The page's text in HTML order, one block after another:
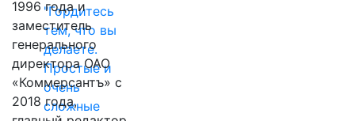
"Гордитесь
тем, что вы
делаете.
Простые и
очень
сложные
1996 года и
заместитель
генерального
директора ОАО
«Коммерсантъ» с
2018 года,